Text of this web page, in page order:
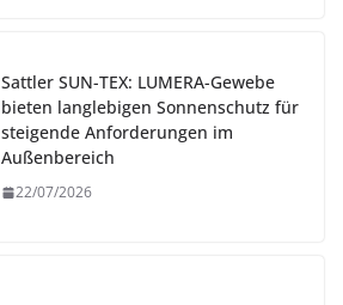
Sattler SUN-TEX: LUMERA-Gewebe
bieten langlebigen Sonnenschutz für
steigende Anforderungen im
Außenbereich
22/07/2026